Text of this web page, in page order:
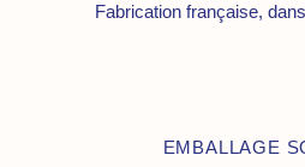
Fabrication française,
EMBALLAGE